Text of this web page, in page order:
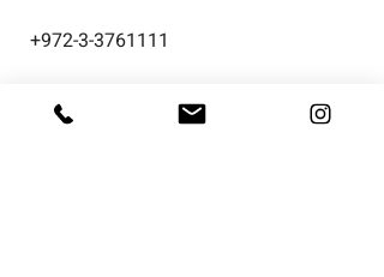
972-3-3761111
+